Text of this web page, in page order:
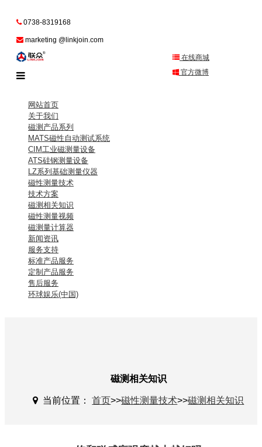
0738-8319168
marketing @linkjoin.com
在线商城
官方微博
网站首页
关于我们
磁测产品系列
MATS磁性自动测试系统
CIM工业磁测量设备
ATS硅钢测量设备
LZ系列基础测量仪器
磁性测量技术
技术方案
磁测相关知识
磁性测量视频
磁测量计算器
新闻资讯
服务支持
标准产品服务
定制产品服务
售后服务
环球娱乐(中国)
磁测相关知识
当前位置：首页>>磁性测量技术>>磁测相关知识